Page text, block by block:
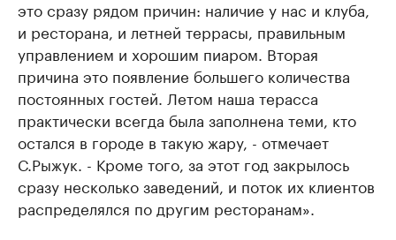
это сразу рядом причин: наличие у нас и клуба,
и ресторана, и летней террасы, правильным
управлением и хорошим пиаром. Вторая
причина это появление большего количества
постоянных гостей. Летом наша терасса
практически всегда была заполнена теми, кто
остался в городе в такую жару, - отмечает
С.Рыжук. - Кроме того, за этот год закрылось
сразу несколько заведений, и поток их клиентов
распределялся по другим ресторанам».